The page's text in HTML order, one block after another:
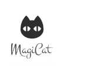
Przejdź do
Przejdź do
Przejdź do
Przejdź do
Przejdź do